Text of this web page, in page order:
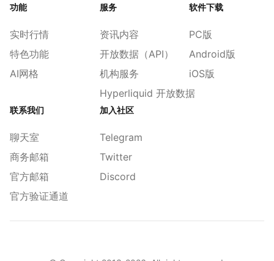
功能
实时行情
特色功能
AI网格
服务
资讯内容
开放数据（API）
机构服务
Hyperliquid 开放数据
软件下载
PC版
Android版
iOS版
联系我们
聊天室
商务邮箱
官方邮箱
官方验证通道
加入社区
Telegram
Twitter
Discord